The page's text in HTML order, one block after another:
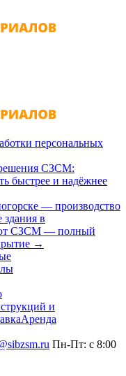
персональных
СЗСМ:
быстрее и надёжнее
— производство
в
от СЗСМ ― полный
→
и
Аренда
Пн-Пт: с 8:00